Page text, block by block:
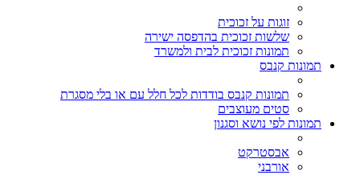
זוגות על זכוכית
שלשות זכוכית בהדפסה ישירה
תמונות זכוכית לבית ולמשרד
תמונות קנבס
תמונות קנבס בודדות לכל חלל עם או בלי מסגרת
סטים מעוצבים
תמונות לפי נושא וסגנון
אבסטרקט
אורבני